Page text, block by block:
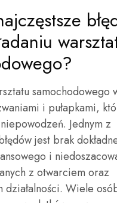
samochodowego
i pułapkami,
Jednym z
jest brak
i
z otwarciem oraz
działalności. Wiele